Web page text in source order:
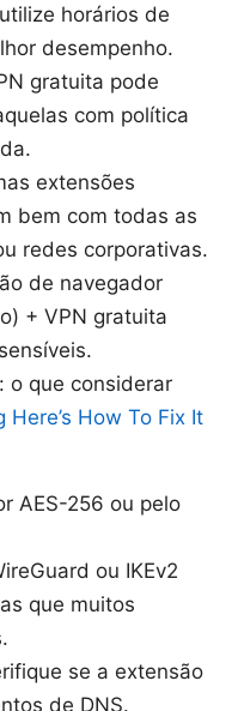
horários de
desempenho.
gratuita pode
com política
extensões
bem com todas as
redes corporativas.
de navegador
+ VPN gratuita
o que considerar
How To Fix It
AES-256 ou pelo
ou IKEv2
que muitos
se a extensão
de DNS.